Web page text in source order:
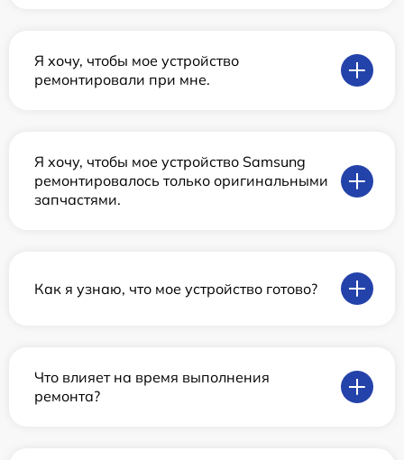
Я хочу, чтобы мое устройство
ремонтировали при мне.
Я хочу, чтобы мое устройство Samsung
ремонтировалось только оригинальными
запчастями.
Как я узнаю, что мое устройство готово?
Что влияет на время выполнения
ремонта?